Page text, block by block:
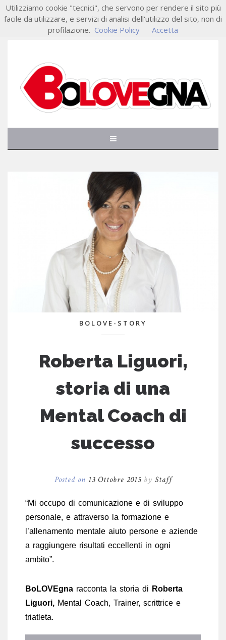
BOLOVE-STORY
Roberta Liguori,
storia di una
Mental Coach di
successo
Posted on 13 Ottobre 2015 by Staff
“Mi occupo di comunicazione e di sviluppo
personale, e attraverso la formazione e
l’allenamento mentale aiuto persone e aziende
a raggiungere risultati eccellenti in ogni
ambito”.
BoLOVEgna racconta la storia di Roberta
Liguori, Mental Coach, Trainer, scrittrice e
triatleta.
Utilizziamo cookie "tecnici", che servono per rendere il sito più
facile da utilizzare, e servizi di analisi dell'utilizzo del sito, non di
profilazione. Cookie Policy Accetta